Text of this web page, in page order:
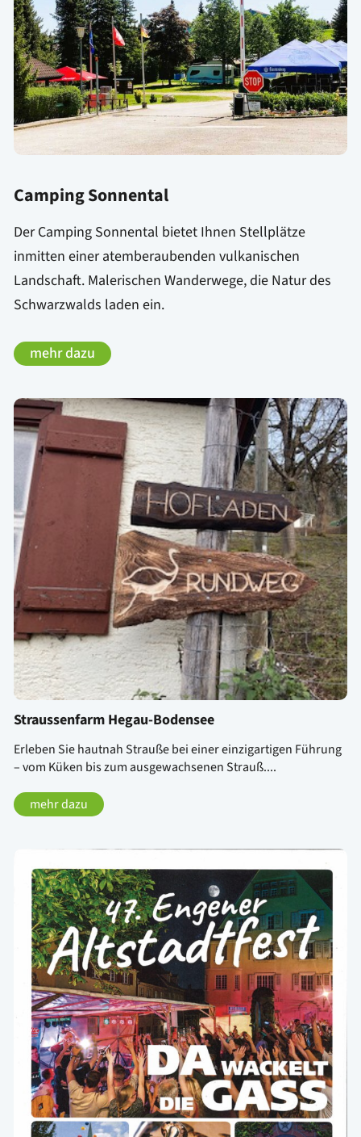
Camping Sonnental
Der Camping Sonnental bietet Ihnen Stellplätze
inmitten einer atemberaubenden vulkanischen
Landschaft. Malerischen Wanderwege, die Natur des
Schwarzwalds laden ein.
mehr dazu
Straussenfarm Hegau-Bodensee
Erleben Sie hautnah Strauße bei einer einzigartigen Führung
– vom Küken bis zum ausgewachsenen Strauß....
mehr dazu